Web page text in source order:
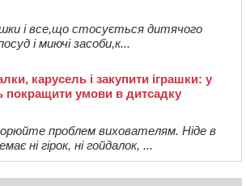
і все,що стосується дитячого
і миючі засоби,к...
карусель і закупити іграшки: у
покращити умови в дитсадку
проблем вихователям. Ніде в
ні гірок, ні гойдалок, ...